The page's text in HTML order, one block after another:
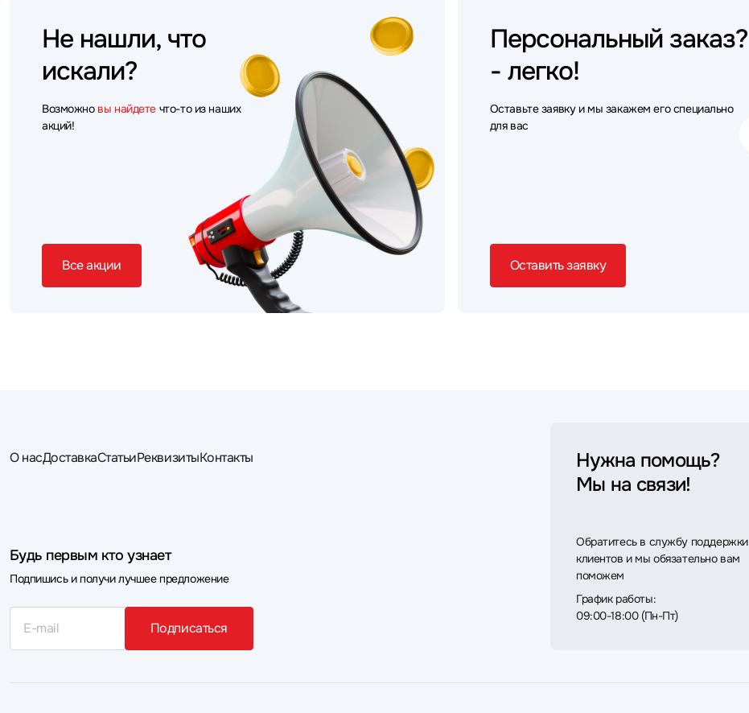
Не нашли, что
искали?
Возможно вы найдете что-то из наших
акций!
Все акции
Персональный заказ?
- легко!
Оставьте заявку и мы закажем его специально
для вас
Оставить заявку
О насДоставкаСтатьиРеквизитыКонтакты
Будь первым кто узнает
Подпишись и получи лучшее предложение
Подписаться
Нужна помощь?
Мы на связи!
Обратитесь в службу поддержки
клиентов и мы обязательно вам
поможем
График работы:
09:00-18:00 (Пн-Пт)